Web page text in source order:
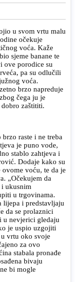
u svom vrtu malu
očekuje
voća. Kaže
sjeme banane te
ove porodice su
pa su odlučili
voća.
brzo napreduje
čega ju je
zaštititi.
raste i ne treba
je puno vode,
stablo zahtjeva i
Dodaje kako su
voću, te da je
„Očekujem da
ukusnim
u trgovinama.
lijepa i predstavljaju
da se prolaznici
u nevjerici gledaju
je uspio uzgojiti
vrtu oko svoje
za ovo
stabala pronađe
bivaju
bi mogle